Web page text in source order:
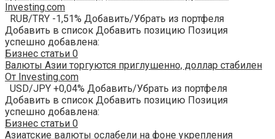
Investing.com
RUB/TRY -1,51% Добавить/Убрать из портфеля
Добавить в список Добавить позицию Позиция
успешно добавлена:
Бизнес статьи 0
Валюты Азии торгуются приглушенно, доллар стабилен
От Investing.com
USD/JPY +0,04% Добавить/Убрать из портфеля
Добавить в список Добавить позицию Позиция
успешно добавлена:
Бизнес статьи 0
Азиатские валюты ослабели на фоне укрепления